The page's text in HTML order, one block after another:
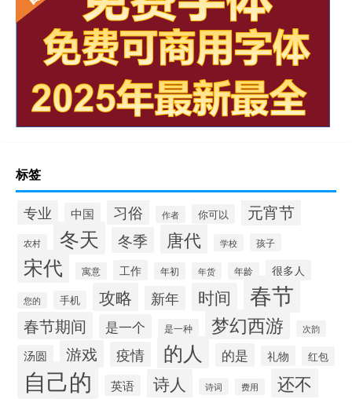
标签
专业 中国 习俗 作者 你可以 元宵节
农村 冬天 冬季 唐代 学校 孩子
宋代 寓意 工作 年初 年货 年龄 很多人
您的 手机 攻略 新年 时间 春节
春节期间 是一个 是一种 梦幻西游 次韵
汤圆 游戏 疫情 的人 的是 礼物 红包
自己的 英语 诗人 诗词 费用 还不